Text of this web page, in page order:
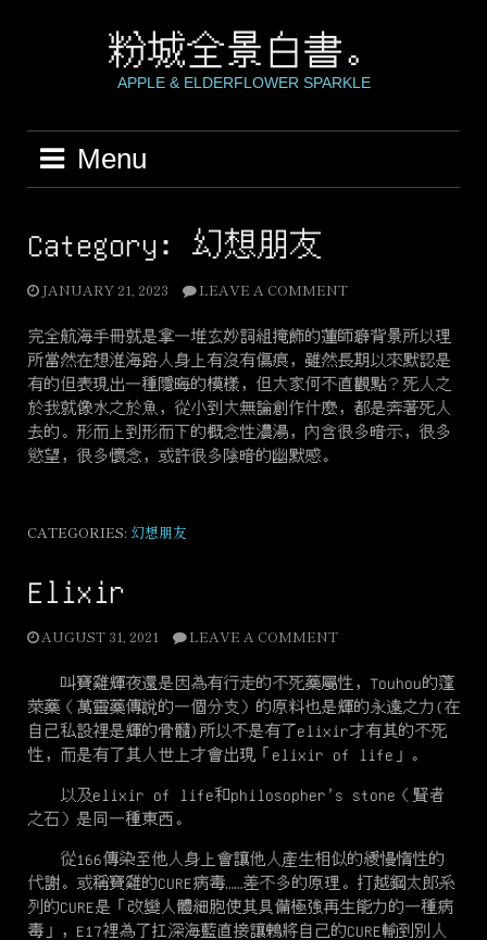
粉城全景白書。
APPLE & ELDERFLOWER SPARKLE
Menu
Category: 幻想朋友
JANUARY 21, 2023 LEAVE A COMMENT
完全航海手冊就是拿一堆玄妙詞組掩飾的蓮師癖背景所以理
所當然在想淮海路人身上有沒有傷痕，雖然長期以來默認是
有的但表現出一種隱晦的模樣，但大家何不直觀點？死人之
於我就像水之於魚，從小到大無論創作什麼，都是奔著死人
去的。形而上到形而下的概念性濃湯，內含很多暗示，很多
慾望，很多懷念，或許很多陰暗的幽默感。
CATEGORIES: 幻想朋友
Elixir
AUGUST 31, 2021 LEAVE A COMMENT
叫寶雞輝夜還是因為有行走的不死藥屬性，Touhou的蓬
萊藥（萬靈藥傳說的一個分支）的原料也是輝的永遠之力(在
自己私設裡是輝的骨髓)所以不是有了elixir才有其的不死
性，而是有了其人世上才會出現「elixir of life」。
以及elixir of life和philosopher’s stone（賢者
之石）是同一種東西。
從166傳染至他人身上會讓他人產生相似的緩慢惰性的
代謝。或稱寶雞的CURE病毒……差不多的原理。打越鋼太郎系
列的CURE是「改變人體細胞使其具備極強再生能力的一種病
毒」，E17裡為了扛深海藍直接讓鶫將自己的CURE輸到別人